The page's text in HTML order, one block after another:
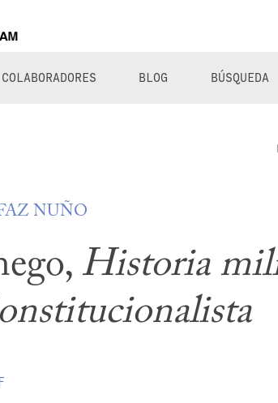
COLABORADORES BLOG BÚSQUEDA
NUÑO
Historia